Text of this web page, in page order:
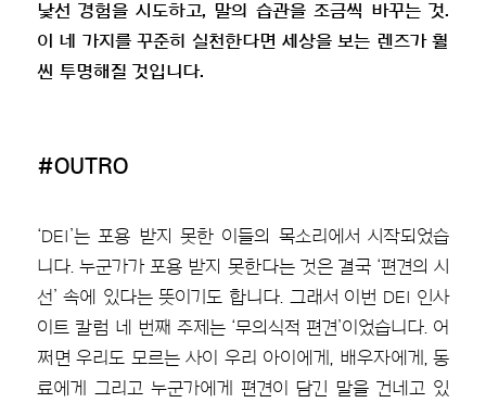
낯선 경험을 시도하고, 말의 습관을 조금씩 바꾸는 것.
이 네 가지를 꾸준히 실천한다면 세상을 보는 렌즈가 훨
씬 투명해질 것입니다.
#OUTRO
‘DEI’는 포용 받지 못한 이들의 목소리에서 시작되었습
니다. 누군가가 포용 받지 못한다는 것은 결국 ‘편견의 시
선’ 속에 있다는 뜻이기도 합니다. 그래서 이번 DEI 인사
이트 칼럼 네 번째 주제는 ‘무의식적 편견’이었습니다. 어
쩌면 우리도 모르는 사이 우리 아이에게, 배우자에게, 동
료에게 그리고 누군가에게 편견이 담긴 말을 건네고 있